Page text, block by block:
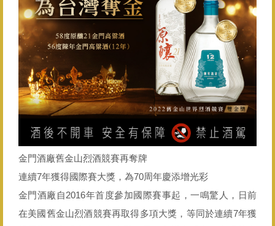
金門酒廠舊金山烈酒競賽再奪牌
連續7年獲得國際賽大獎，為70周年慶添增光彩
金門酒廠自2016年首度參加國際賽事起，一鳴驚人，日前
在美國舊金山烈酒競賽再取得多項大獎，等同於連續7年獲